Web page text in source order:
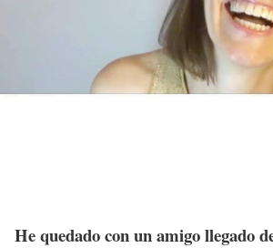
He quedado con un amigo llegado